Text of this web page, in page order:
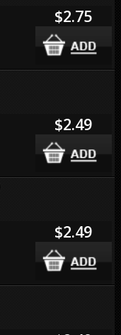
$2.75
$2.49
$2.49